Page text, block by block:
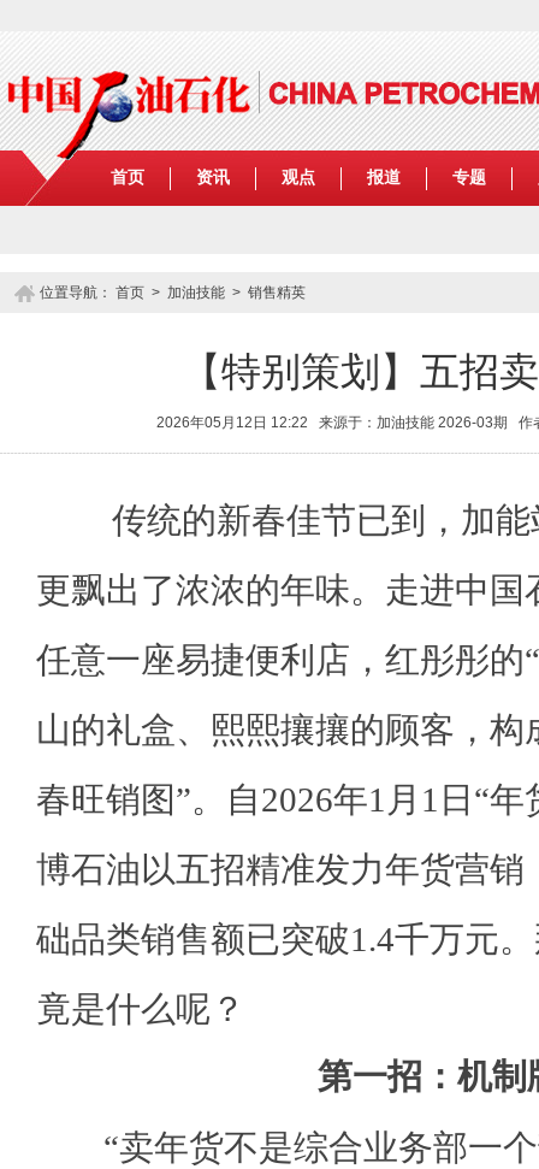
首页 资讯 观点 报道 专题
位置导航： 首页 > 加油技能 > 销售精英
【特别策划】五招
2026年05月12日 12:22 来源于：加油技能 2026-03期
传统的新春佳节已到，加
更飘出了浓浓的年味。走进中
任意一座易捷便利店，红彤彤的
山的礼盒、熙熙攘攘的顾客，构
春旺销图”。自2026年1月1日“
博石油以五招精准发力年货营销
础品类销售额已突破1.4千万元
竟是什么呢？
第一招：机制
“卖年货不是综合业务部一个